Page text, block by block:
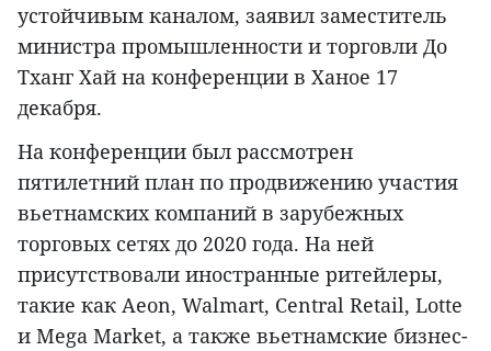
устойчивым каналом, заявил заместитель
министра промышленности и торговли До
Тханг Хай на конференции в Ханое 17
декабря.
На конференции был рассмотрен
пятилетний план по продвижению участия
вьетнамских компаний в зарубежных
торговых сетях до 2020 года. На ней
присутствовали иностранные ритейлеры,
такие как Aeon, Walmart, Central Retail, Lotte
и Mega Market, а также вьетнамские бизнес-